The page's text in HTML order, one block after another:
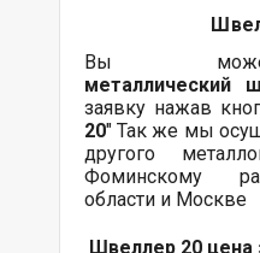
Вы
металлический
заявку нажав
20" Так же мы
другого
Фоминскому
области и Москве
Швеллер 20 цена